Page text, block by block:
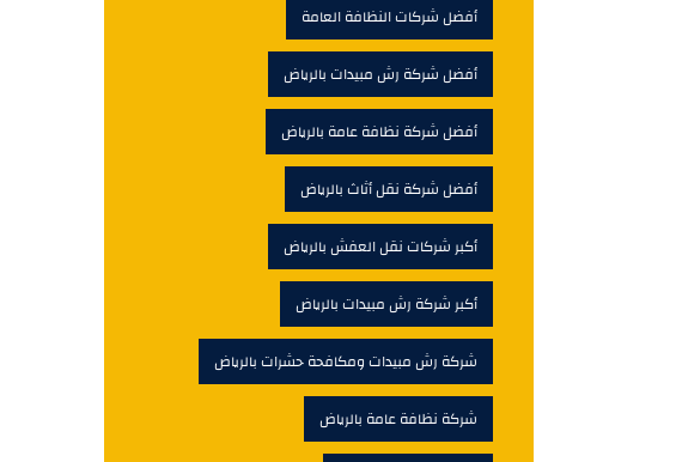
أفضل شركات النظافة العامة
أفضل شركة رش مبيدات بالرياض
أفضل شركة نظافة عامة بالرياض
أفضل شركة نقل أثاث بالرياض
أكبر شركات نقل العفش بالرياض
أكبر شركة رش مبيدات بالرياض
شركة رش مبيدات ومكافحة حشرات بالرياض
شركة نظافة عامة بالرياض